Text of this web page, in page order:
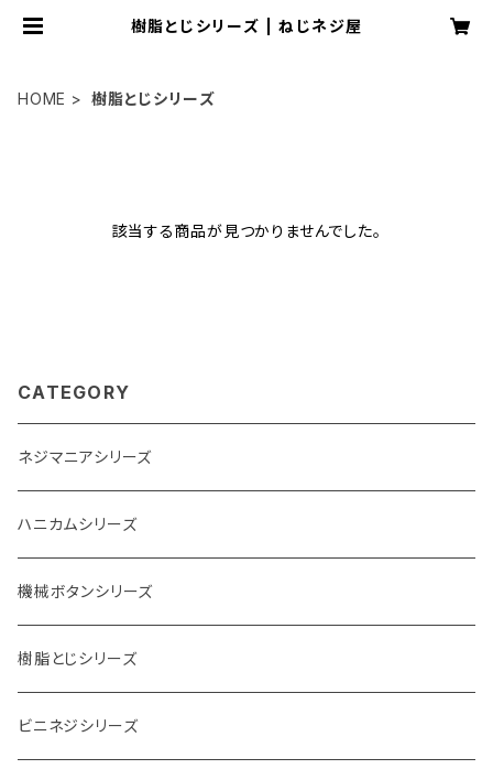
樹脂とじシリーズ | ねじネジ屋
HOME 樹脂とじシリーズ
該当する商品が見つかりませんでした。
CATEGORY
ネジマニアシリーズ
ハニカムシリーズ
機械ボタンシリーズ
樹脂とじシリーズ
ビニネジシリーズ